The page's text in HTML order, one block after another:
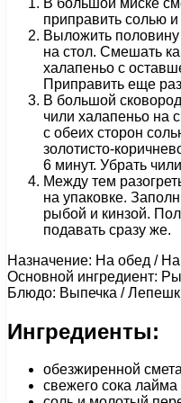
приправить солью
Выложить
на стол. Смешать
халапеньо с
Приправить еще
В большой
чили халапеньо на
с обеих сторон
золотисто-
6 минут. Убрать
Между тем
на упаковке.
рыбой и кинзой.
подавать сразу же.
Назначение: На обед /
Основной ингредиент:
Блюдо: Выпечка /
Ингредиенты:
обезжиренной
свежего сока